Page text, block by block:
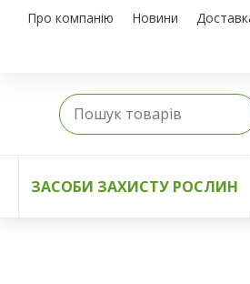
Про компанію Новини
ЗАСОБИ ЗАХИСТУ РОСЛИН